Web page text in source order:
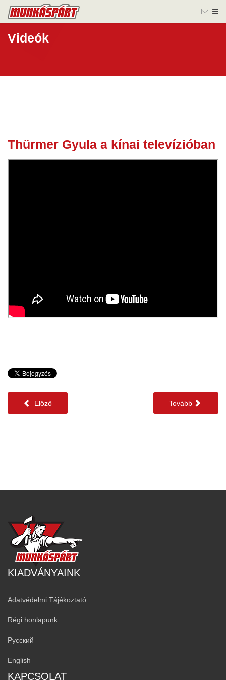
Videók
Thürmer Gyula a kínai televízióban
Előző Tovább
KIADVÁNYAINK
Adatvédelmi Tájékoztató
Régi honlapunk
Русский
English
KAPCSOLAT